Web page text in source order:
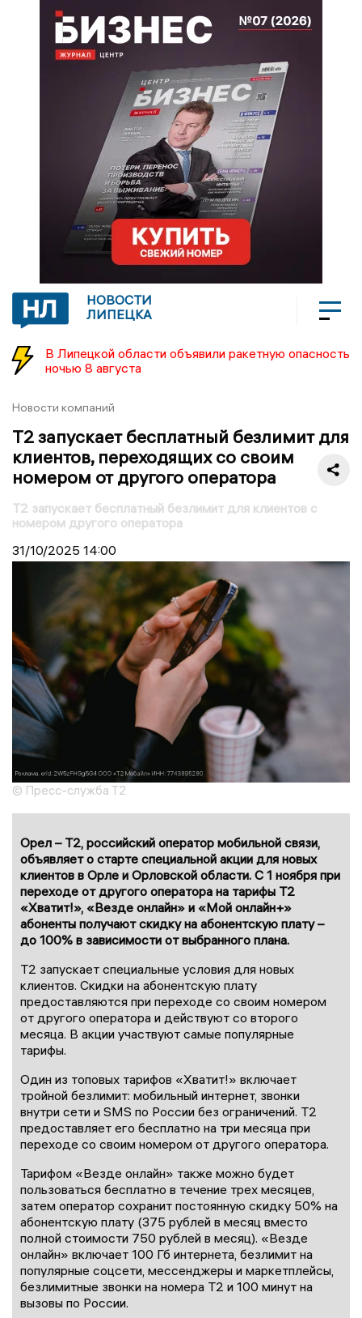
НОВОСТИ
ЛИПЕЦКА
В Липецкой области объявили ракетную опасность
ночью 8 августа
Новости компаний
Т2 запускает бесплатный безлимит для
клиентов, переходящих со своим
номером от другого оператора
Т2 запускает бесплатный безлимит для клиентов c
номером другого оператора
31/10/2025 14:00
© Пресс-служба T2
Орел – Т2, российский оператор мобильной связи,
объявляет о старте специальной акции для новых
клиентов в Орле и Орловской области. С 1 ноября при
переходе от другого оператора на тарифы Т2
«Хватит!», «Везде онлайн» и «Мой онлайн+»
абоненты получают скидку на абонентскую плату –
до 100% в зависимости от выбранного плана.
Т2 запускает специальные условия для новых
клиентов. Скидки на абонентскую плату
предоставляются при переходе со своим номером
от другого оператора и действуют со второго
месяца. В акции участвуют самые популярные
тарифы.
Один из топовых тарифов «Хватит!» включает
тройной безлимит: мобильный интернет, звонки
внутри сети и SMS по России без ограничений. Т2
предоставляет его бесплатно на три месяца при
переходе со своим номером от другого оператора.
Тарифом «Везде онлайн» также можно будет
пользоваться бесплатно в течение трех месяцев,
затем оператор сохранит постоянную скидку 50% на
абонентскую плату (375 рублей в месяц вместо
полной стоимости 750 рублей в месяц). «Везде
онлайн» включает 100 Гб интернета, безлимит на
популярные соцсети, мессенджеры и маркетплейсы,
безлимитные звонки на номера Т2 и 100 минут на
вызовы по России.